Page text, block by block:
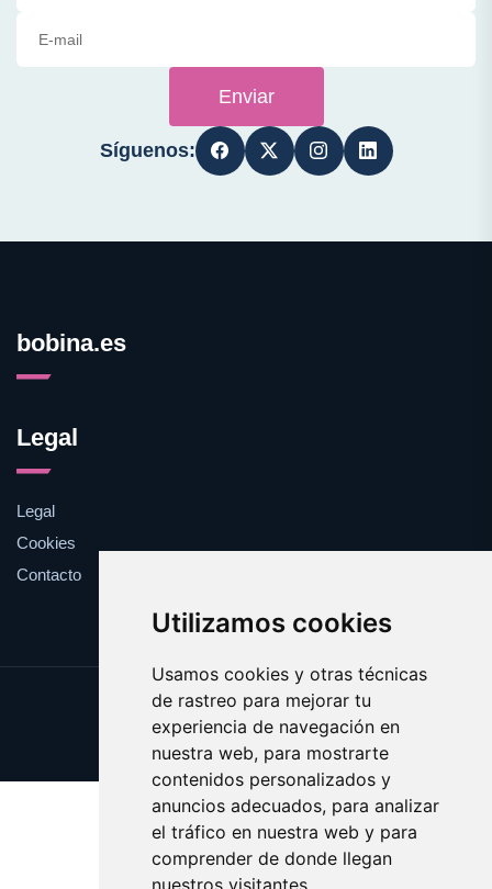
Utilizamos cookies
Usamos cookies y otras técnicas
de rastreo para mejorar tu
experiencia de navegación en
nuestra web, para mostrarte
contenidos personalizados y
anuncios adecuados, para analizar
el tráfico en nuestra web y para
comprender de donde llegan
nuestros visitantes.
Enviar
Síguenos:
bobina.es
Legal
Legal
Cookies
Contacto
Update cookies preferences
Copyright © 2025 bobina.es